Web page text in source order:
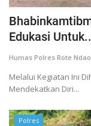
Edukasi
Humas Polres Rote Ndao
Melalui Kegiatan Ini
Mendekatkan Diri...
Polres